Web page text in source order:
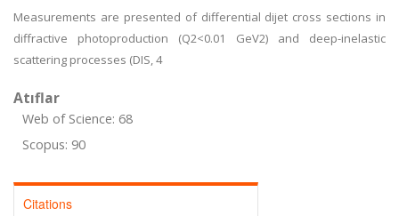
Measurements are presented of differential dijet cross sections in
diffractive photoproduction (Q2<0.01 GeV2) and deep-inelastic
scattering processes (DIS, 4
Atıflar
Web of Science: 68
Scopus: 90
Citations